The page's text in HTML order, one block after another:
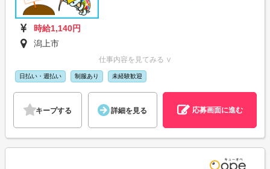
時給1,140円
潟上市
仕事内容を見てみる ∨
日払い・週払い 制服あり 未経験歓迎
キープする 詳細を見る 応募画面に進む